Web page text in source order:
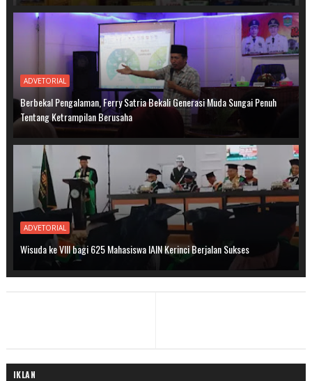
ADVETORIAL
Berbekal Pengalaman, Ferry Satria Bekali Generasi Muda Sungai Penuh
Tentang Ketrampilan Berusaha
ADVETORIAL
Wisuda ke VIII bagi 625 Mahasiswa IAIN Kerinci Berjalan Sukses
IKLAN